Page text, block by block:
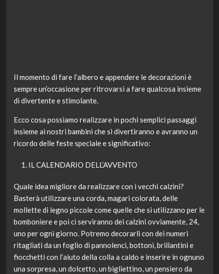
Il momento di fare l’albero e appendere le decorazioni è
sempre un’occasione per ritrovarsi a fare qualcosa insieme
di divertente e stimolante.
Ecco cosa possiamo realizzare in pochi semplici passaggi
insieme ai nostri bambini che si divertiranno e avranno un
ricordo delle feste speciale e significativo:
IL CALENDARIO DELL’AVVENTO
Quale idea migliore da realizzare con i vecchi calzini?
Basterà utilizzare una corda, magari colorata, delle
mollette di legno piccole come quelle che si utilizzano per le
bomboniere e poi ci serviranno dei calzini ovviamente, 24,
uno per ogni giorno. Potremo decorarli con dei numeri
ritagliati da un foglio di pannolenci, bottoni, brillantini e
fiocchetti con l’aiuto della colla a caldo e inserire in ognuno
una sorpresa, un dolcetto, un bigliettino, un pensiero da